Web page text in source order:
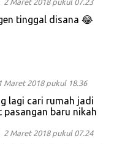
tinggal disana 😂
1 Maret 2018 pukul 18.36
lagi cari rumah jadi
baru nikah
2 Maret 2018 pukul 07.24